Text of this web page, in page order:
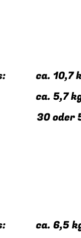
ca. 10,7
ca. 5,7
30 oder
ca. 6,5